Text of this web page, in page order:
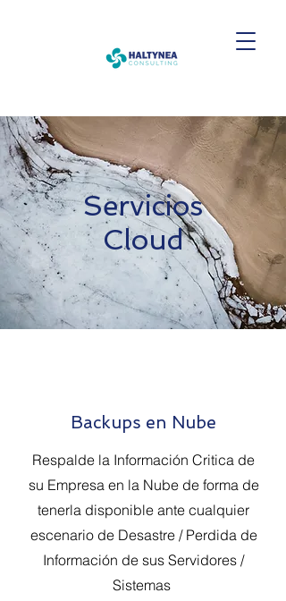
Servicios
Cloud
Backups en Nube
Respalde la Información Critica de
su Empresa en la Nube de forma de
tenerla disponible ante cualquier
escenario de Desastre / Perdida de
Información de sus Servidores /
Sistemas